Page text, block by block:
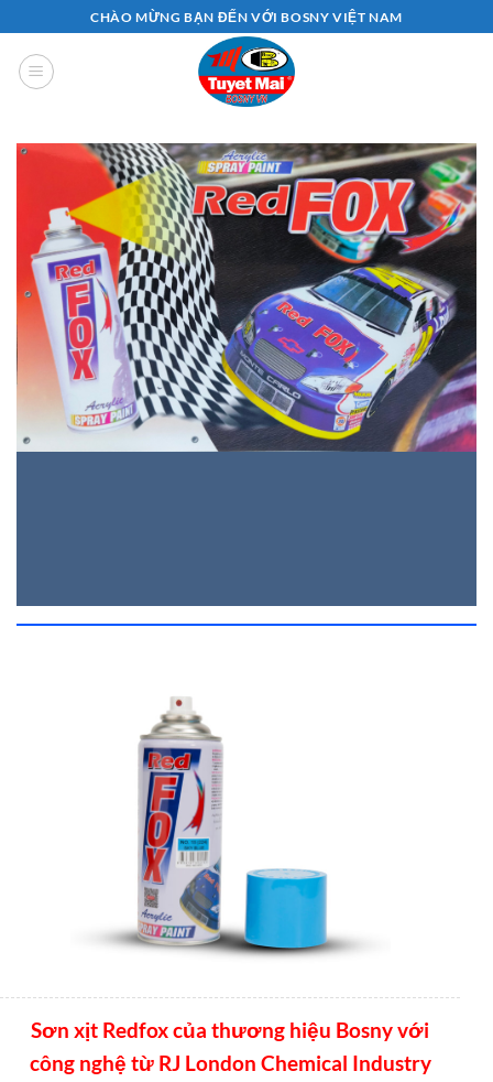
qua
nội
dung
CHÀO MỪNG BẠN ĐẾN VỚI BOSNY VIỆT NAM
Sơn xịt Redfox của thương hiệu Bosny với
công nghệ từ RJ London Chemical Industry